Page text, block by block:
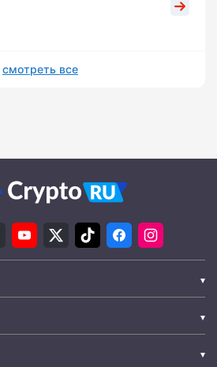
смотреть все